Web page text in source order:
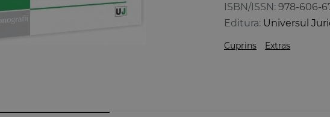
ISBN/ISSN: 978-606-
Editura: Universul
Cuprins Extras